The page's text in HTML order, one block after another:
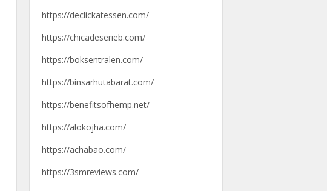
https://declickatessen.com/
https://chicadeserieb.com/
https://boksentralen.com/
https://binsarhutabarat.com/
https://benefitsofhemp.net/
https://alokojha.com/
https://achabao.com/
https://3smreviews.com/